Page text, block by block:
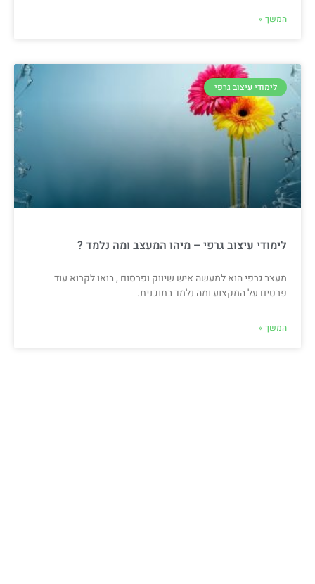
המשך »
לימודי עיצוב גרפי
לימודי עיצוב גרפי – מיהו המעצב ומה נלמד ?
מעצב גרפי הוא למעשה איש שיווק ופרסום , בואו לקרוא עוד
פרטים על המקצוע ומה נלמד בתוכנית.
המשך »